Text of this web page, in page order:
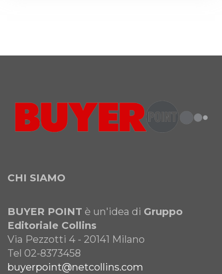
CHI SIAMO
BUYER POINT è un'idea di Gruppo
Editoriale Collins
Via Pezzotti 4 - 20141 Milano
Tel 02-8373458
buyerpoint@netcollins.com